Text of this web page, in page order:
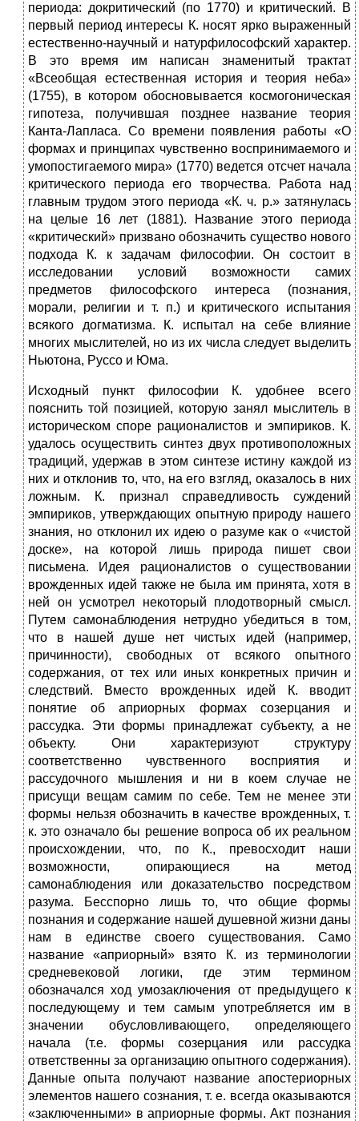
периода: докритический (по 1770) и критический. В
первый период интересы К. носят ярко выраженный
естественно-научный и натурфилософский характер.
В это время им написан знаменитый трактат
«Всеобщая естественная история и теория неба»
(1755), в котором обосновывается космогоническая
гипотеза, получившая позднее название теория
Канта-Лапласа. Со времени появления работы «О
формах и принципах чувственно воспринимаемого и
умопостигаемого мира» (1770) ведется отсчет начала
критического периода его творчества. Работа над
главным трудом этого периода «К. ч. р.» затянулась
на целые 16 лет (1881). Название этого периода
«критический» призвано обозначить существо нового
подхода К. к задачам философии. Он состоит в
исследовании условий возможности самих
предметов философского интереса (познания,
морали, религии и т. п.) и критического испытания
всякого догматизма. К. испытал на себе влияние
многих мыслителей, но из их числа следует выделить
Ньютона, Руссо и Юма.
Исходный пункт философии К. удобнее всего
пояснить той позицией, которую занял мыслитель в
историческом споре рационалистов и эмпириков. К.
удалось осуществить синтез двух противоположных
традиций, удержав в этом синтезе истину каждой из
них и отклонив то, что, на его взгляд, оказалось в них
ложным. К. признал справедливость суждений
эмпириков, утверждающих опытную природу нашего
знания, но отклонил их идею о разуме как о «чистой
доске», на которой лишь природа пишет свои
письмена. Идея рационалистов о существовании
врожденных идей также не была им принята, хотя в
ней он усмотрел некоторый плодотворный смысл.
Путем самонаблюдения нетрудно убедиться в том,
что в нашей душе нет чистых идей (например,
причинности), свободных от всякого опытного
содержания, от тех или иных конкретных причин и
следствий. Вместо врожденных идей К. вводит
понятие об априорных формах созерцания и
рассудка. Эти формы принадлежат субъекту, а не
объекту. Они характеризуют структуру
соответственно чувственного восприятия и
рассудочного мышления и ни в коем случае не
присущи вещам самим по себе. Тем не менее эти
формы нельзя обозначить в качестве врожденных, т.
к. это означало бы решение вопроса об их реальном
происхождении, что, по К., превосходит наши
возможности, опирающиеся на метод
самонаблюдения или доказательство посредством
разума. Бесспорно лишь то, что общие формы
познания и содержание нашей душевной жизни даны
нам в единстве своего существования. Само
название «априорный» взято К. из терминологии
средневековой логики, где этим термином
обозначался ход умозаключения от предыдущего к
последующему и тем самым употребляется им в
значении обусловливающего, определяющего
начала (т.е. формы созерцания или рассудка
ответственны за организацию опытного содержания).
Данные опыта получают название апостериорных
элементов нашего сознания, т. е. всегда оказываются
«заключенными» в априорные формы. Акт познания